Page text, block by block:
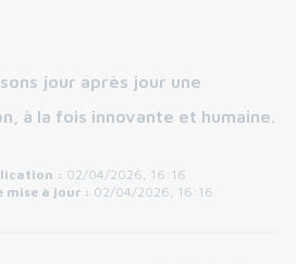
jour après jour une
à la fois innovante et humaine.
: 02/04/2026, 16:16
mise à jour : 02/04/2026, 16:16